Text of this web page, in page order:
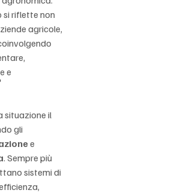
riflette non
agricole,
e
situazione il
gli
e
. Sempre più
sistemi di